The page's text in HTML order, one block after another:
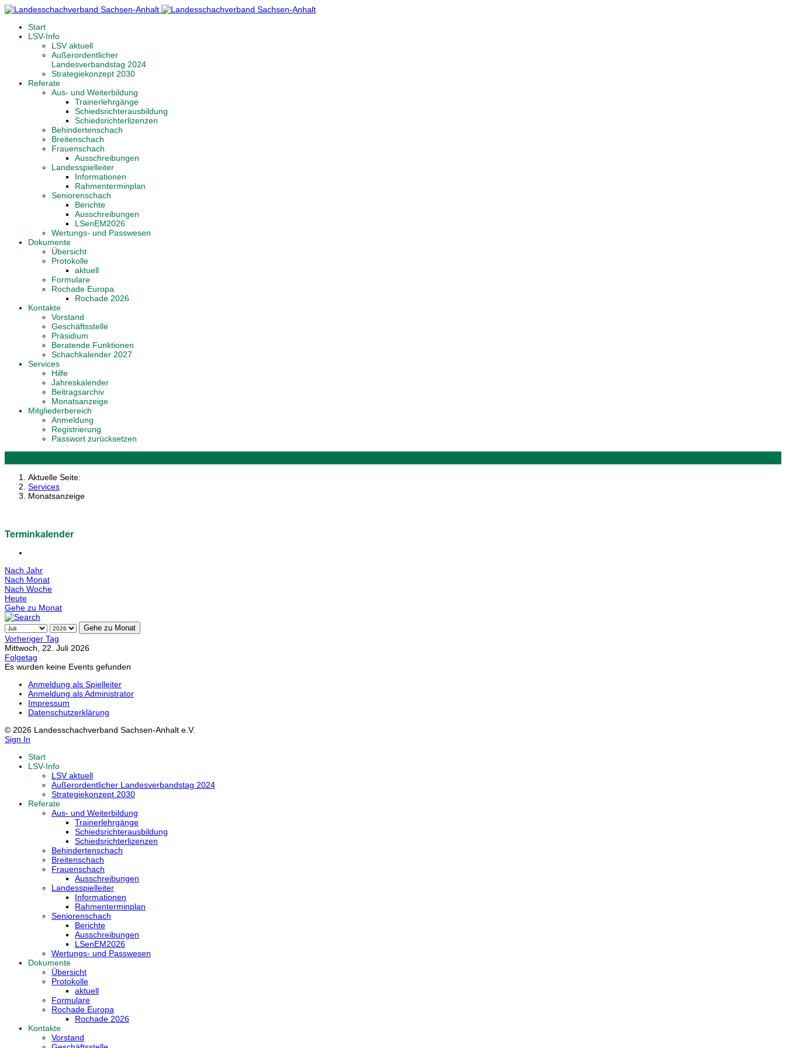
Start
LSV-Info
LSV aktuell
Außerordentlicher
Landesverbandstag 2024
Strategiekonzept 2030
Referate
Aus- und Weiterbildung
Trainerlehrgänge
Schiedsrichterausbildung
Schiedsrichterlizenzen
Behindertenschach
Breitenschach
Frauenschach
Ausschreibungen
Landesspielleiter
Informationen
Rahmenterminplan
Seniorenschach
Berichte
Ausschreibungen
LSenEM2026
Wertungs- und Passwesen
Dokumente
Übersicht
Protokolle
aktuell
Formulare
Rochade Europa
Rochade 2026
Kontakte
Vorstand
Geschäftsstelle
Präsidium
Beratende Funktionen
Schachkalender 2027
Services
Hilfe
Jahreskalender
Beitragsarchiv
Monatsanzeige
Mitgliederbereich
Anmeldung
Registrierung
Passwort zurücksetzen
Aktuelle Seite:
Services
Monatsanzeige
Terminkalender
Nach Jahr
Nach Monat
Nach Woche
Heute
Gehe zu Monat
Gehe zu Monat
Vorheriger Tag
Mittwoch, 22. Juli 2026
Folgetag
Es wurden keine Events gefunden
Anmeldung als Spielleiter
Anmeldung als Administrator
Impressum
Datenschutzerklärung
© 2026 Landesschachverband Sachsen-Anhalt e.V.
Sign In
Start
LSV-Info
LSV aktuell
Außerordentlicher Landesverbandstag 2024
Strategiekonzept 2030
Referate
Aus- und Weiterbildung
Trainerlehrgänge
Schiedsrichterausbildung
Schiedsrichterlizenzen
Behindertenschach
Breitenschach
Frauenschach
Ausschreibungen
Landesspielleiter
Informationen
Rahmenterminplan
Seniorenschach
Berichte
Ausschreibungen
LSenEM2026
Wertungs- und Passwesen
Dokumente
Übersicht
Protokolle
aktuell
Formulare
Rochade Europa
Rochade 2026
Kontakte
Vorstand